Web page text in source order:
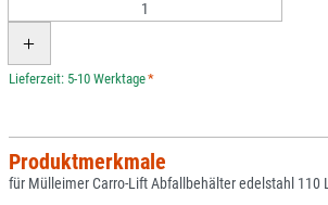
*
Produktmerkmale
für Mülleimer Carro-Lift Abfallbehälter edelstahl 110 L